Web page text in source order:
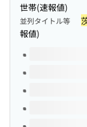
世帯(速報値)
並列タイトル等
報値)
このタイトルの巻号